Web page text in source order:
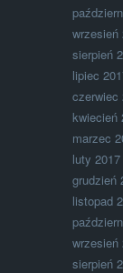
wrzesień
sierpień
lipiec
czerwiec
kwiecień
marzec
luty 2017
grudzień
listopad
wrzesień
sierpień